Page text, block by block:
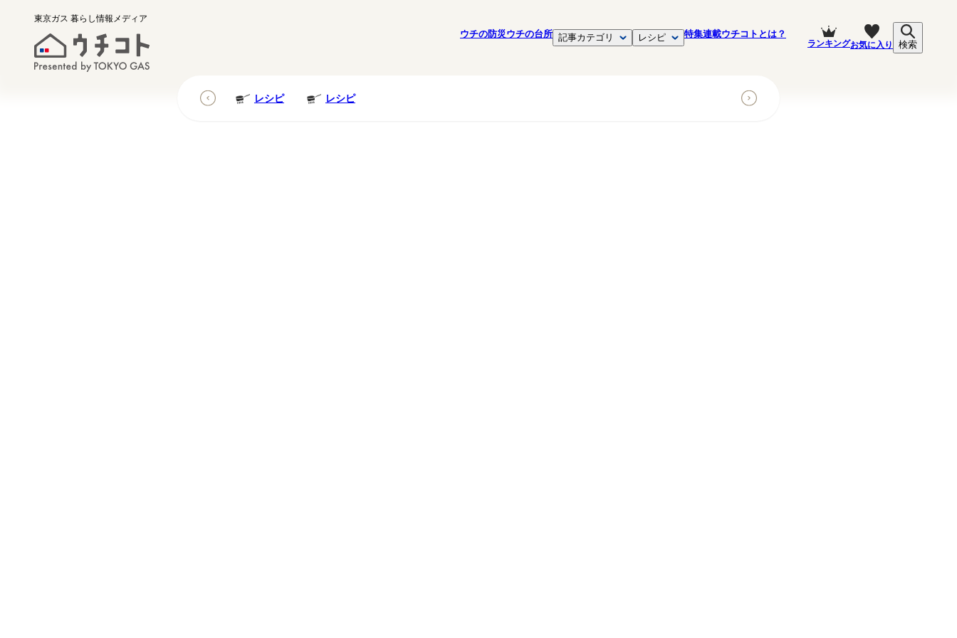
東京ガス 暮らし情報メディア
ウチの防災ウチの台所 記事カテゴリ レシピ 特集連載ウチコトとは？
ランキングお気に入り 検索
レシピ レシピ レシピ